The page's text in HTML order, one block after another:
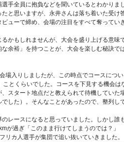
手全員に抱負などを聞いているとわかりま
と思いますが、永井さんは落ち着いた受け
ューで締め、会場の注目をすべて奪ってい
かもしれませんが、大会を盛り上げる意味
余裕」を持つことが、大会を楽しむ秘訣で
場入りしましたが、この時点でコースについ
とくらいでした。コースを下見する機会は
スタート地点だと教えられて待機していた
した）。そんなことがあったので、整列し
レースになると思っていました。しかし誰
が過ぎ「このまま行けてしまうのでは？」
カ人選手が集団で追い抜いていきました。